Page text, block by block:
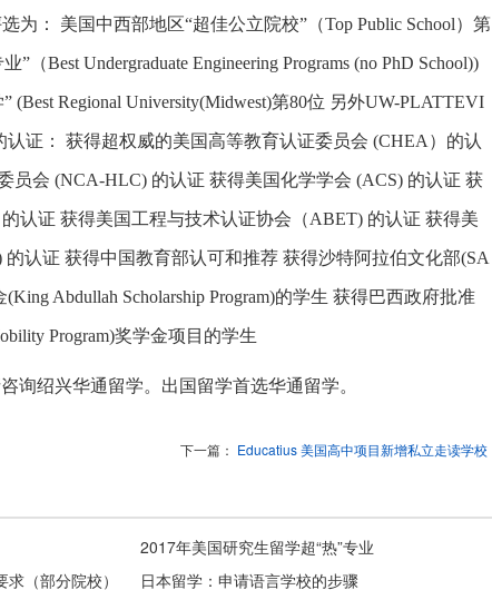
为： 美国中西部地区“超佳公立院校”（Top Public School）第
（Best Undergraduate Engineering Programs (no PhD School))
(Best Regional University(Midwest)第80位 另外UW-PLATTEVI
证： 获得超权威的美国高等教育认证委员会 (CHEA）的认
员会 (NCA-HLC) 的认证 获得美国化学学会 (ACS) 的认证 获
认证 获得美国工程与技术认证协会（ABET) 的认证 获得美
认证 获得中国教育部认可和推荐 获得沙特阿拉伯文化部(SA
Abdullah Scholarship Program)的学生 获得巴西政府批准
Program)奖学金项目的学生
询绍兴华通留学。出国留学首选华通留学。
下一篇： Educatius 美国高中项目新增私立走读学校
2017年美国研究生留学超“热”专业
（部分院校）
日本留学：申请语言学校的步骤